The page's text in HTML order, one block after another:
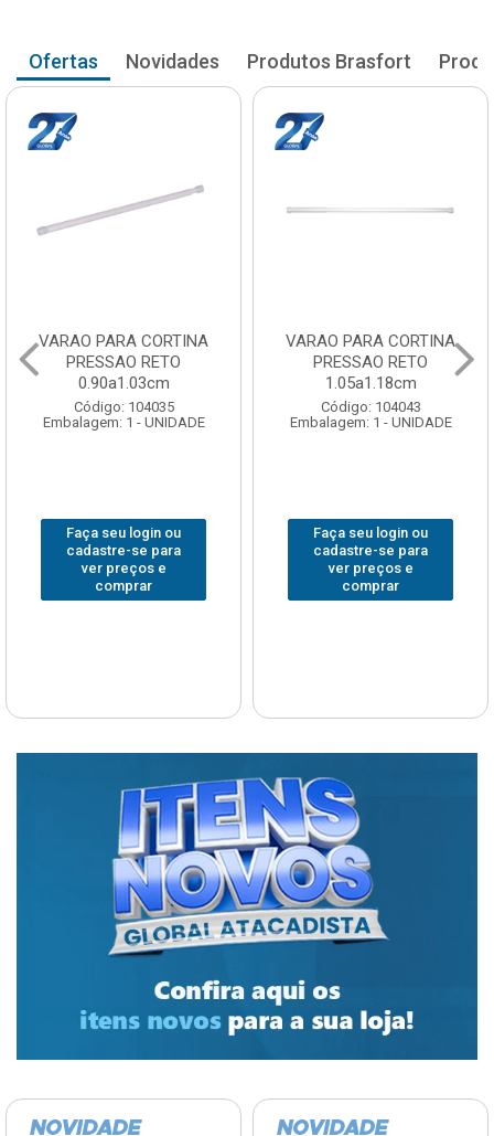
Ofertas Novidades Produtos Brasfort
VARAO PARA CORTINA
PRESSAO RETO
0.90a1.03cm
Código: 104035
Embalagem: 1 - UNIDADE
Faça seu login ou
cadastre-se para
ver preços e
comprar
VARAO PARA CORTINA
PRESSAO RETO
1.05a1.18cm
Código: 104043
Embalagem: 1 - UNIDADE
Faça seu login ou
cadastre-se para
ver preços e
comprar